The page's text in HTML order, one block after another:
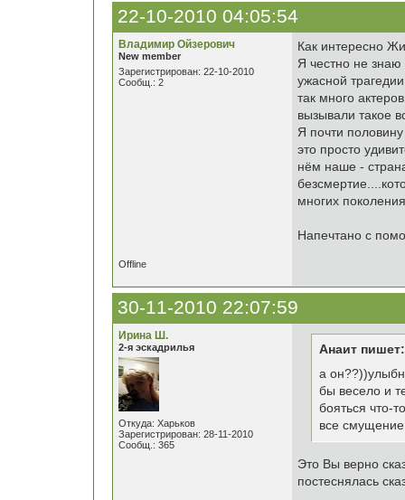
22-10-2010 04:05:54
Владимир Ойзерович
New member
Зарегистрирован: 22-10-2010
Сообщ.: 2
Как интересно
Я честно не знаю
ужасной
так много
вызывали такое
Я почти
это просто
нём наше -
многих
Напечтано с
Offline
30-11-2010 22:07:59
Ирина Ш.
2-я эскадрилья
Откуда: Харьков
Зарегистрирован: 28-11-2010
Сообщ.: 365
Анаит пишет:
а
бы весело и
бояться что-
все
Это Вы верно
постеснялась